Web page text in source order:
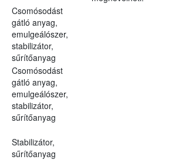
Csomósodást
gátló anyag,
emulgeálószer,
stabilizátor,
sűrítőanyag
Csomósodást
gátló anyag,
emulgeálószer,
stabilizátor,
sűrítőanyag
Stabilizátor,
sűrítőanyag